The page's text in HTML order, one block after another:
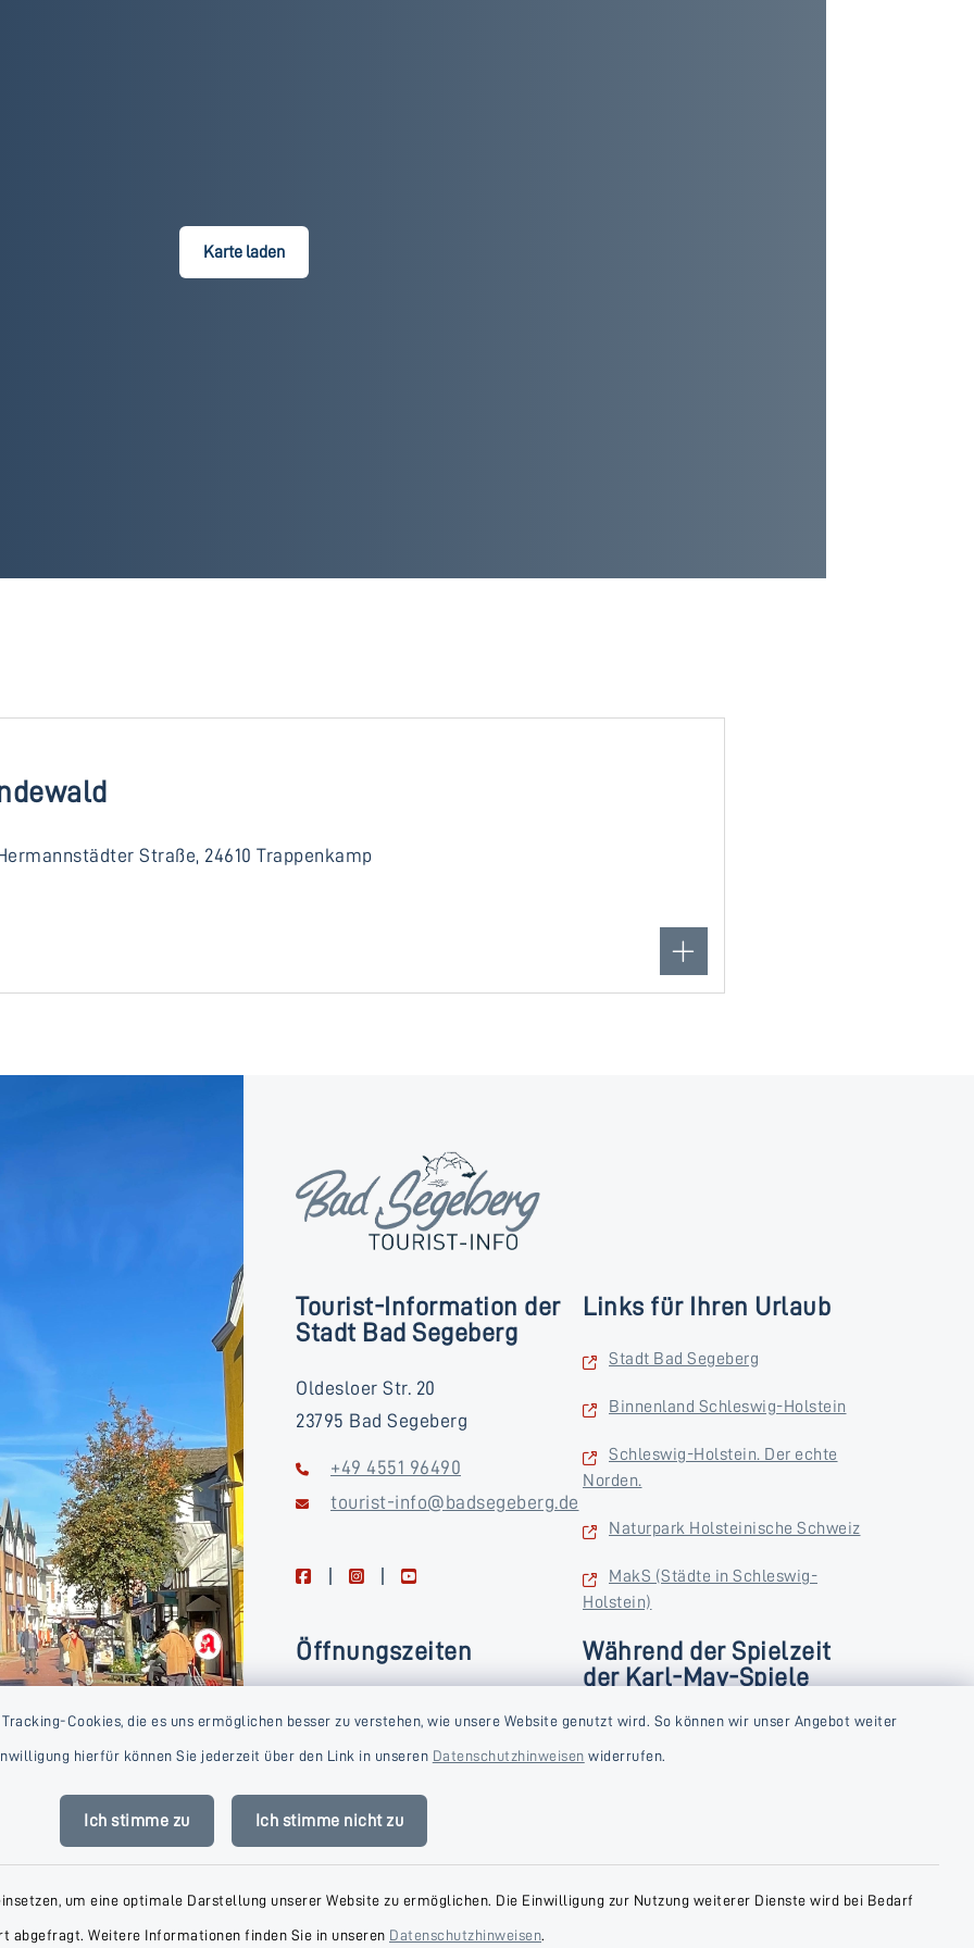
Cookies, die es uns ermöglichen besser zu verstehen, wie unsere Website genutzt wird. So können wir unser Angebot weiter
hierfür können Sie jederzeit über den Link in unseren Datenschutzhinweisen widerrufen.
Ich stimme zu Ich stimme nicht zu
um eine optimale Darstellung unserer Website zu ermöglichen. Die Einwilligung zur Nutzung weiterer Dienste wird bei Bedarf
abgefragt. Weitere Informationen finden Sie in unseren Datenschutzhinweisen.
Karte laden
Straße, 24610 Trappenkamp
Tourist-Information der
Stadt Bad Segeberg
Oldesloer Str. 20
23795 Bad Segeberg
+49 4551 96490
tourist-info@badsegeberg.de
facebookinstagramyoutube
Links für Ihren Urlaub
Stadt Bad Segeberg
Binnenland Schleswig-Holstein
Schleswig-Holstein. Der echte
Norden.
Naturpark Holsteinische Schweiz
MakS (Städte in Schleswig-
Holstein)
Öffnungszeiten
Freitag
09:00-16:00 Uhr
Mittwoch
09:00-14:00 Uhr
Während der Spielzeit
der Karl-May-Spiele
Donnerstag und Freitag